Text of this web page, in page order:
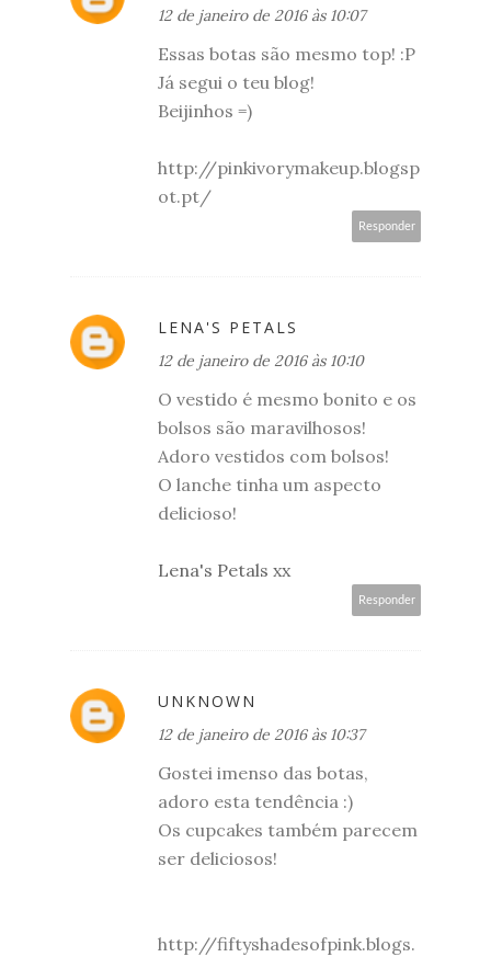
12 de janeiro de 2016 às 10:07
Essas botas são mesmo top! :P
Já segui o teu blog!
Beijinhos =)
http://pinkivorymakeup.blogsp
ot.pt/
Responder
LENA'S PETALS
12 de janeiro de 2016 às 10:10
O vestido é mesmo bonito e os
bolsos são maravilhosos!
Adoro vestidos com bolsos!
O lanche tinha um aspecto
delicioso!
Lena's Petals xx
Responder
UNKNOWN
12 de janeiro de 2016 às 10:37
Gostei imenso das botas,
adoro esta tendência :)
Os cupcakes também parecem
ser deliciosos!
http://fiftyshadesofpink.blogs.